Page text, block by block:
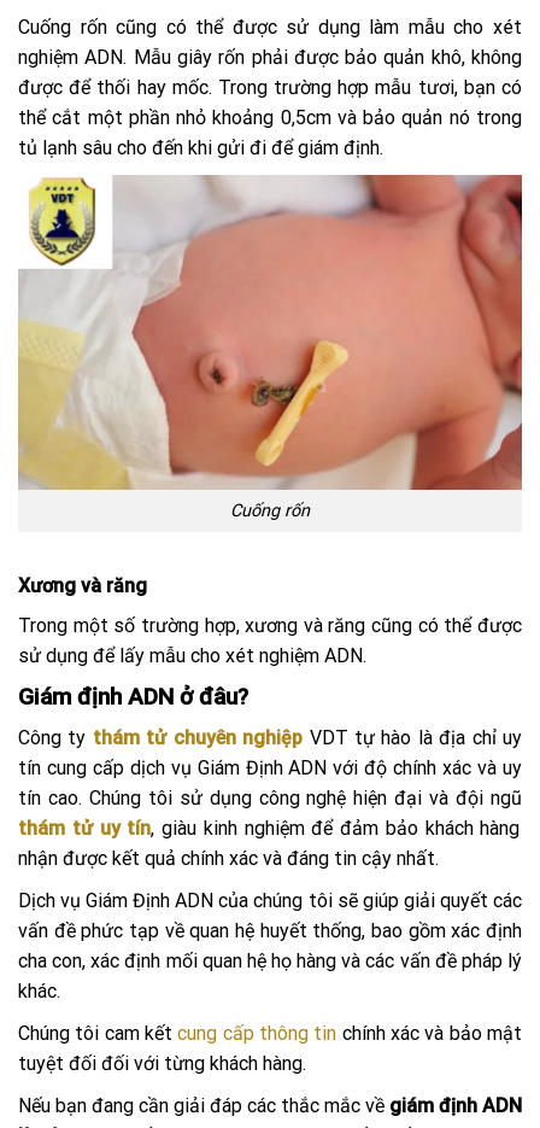
Cuống rốn cũng có thể được sử dụng làm mẫu cho xét
nghiệm ADN. Mẫu giây rốn phải được bảo quản khô, không
được để thối hay mốc. Trong trường hợp mẫu tươi, bạn có
thể cắt một phần nhỏ khoảng 0,5cm và bảo quản nó trong
tủ lạnh sâu cho đến khi gửi đi để giám định.
Cuống rốn
Xương và răng
Trong một số trường hợp, xương và răng cũng có thể được
sử dụng để lấy mẫu cho xét nghiệm ADN.
Giám định ADN ở đâu?
Công ty thám tử chuyên nghiệp VDT tự hào là địa chỉ uy
tín cung cấp dịch vụ Giám Định ADN với độ chính xác và uy
tín cao. Chúng tôi sử dụng công nghệ hiện đại và đội ngũ
thám tử uy tín, giàu kinh nghiệm để đảm bảo khách hàng
nhận được kết quả chính xác và đáng tin cậy nhất.
Dịch vụ Giám Định ADN của chúng tôi sẽ giúp giải quyết các
vấn đề phức tạp về quan hệ huyết thống, bao gồm xác định
cha con, xác định mối quan hệ họ hàng và các vấn đề pháp lý
khác.
Chúng tôi cam kếtcung cấp thông tin chính xác và bảo mật
tuyệt đối đối với từng khách hàng.
Nếu bạn đang cần giải đáp các thắc mắc về giám định ADN